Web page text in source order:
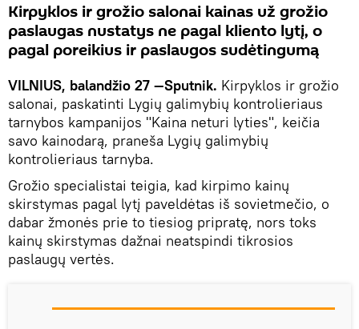
Kirpyklos ir grožio salonai kainas už grožio
paslaugas nustatys ne pagal kliento lytį, o
pagal poreikius ir paslaugos sudėtingumą
VILNIUS, balandžio 27 —Sputnik. Kirpyklos ir grožio
salonai, paskatinti Lygių galimybių kontrolieriaus
tarnybos kampanijos "Kaina neturi lyties", keičia
savo kainodarą, praneša Lygių galimybių
kontrolieriaus tarnyba.
Grožio specialistai teigia, kad kirpimo kainų
skirstymas pagal lytį paveldėtas iš sovietmečio, o
dabar žmonės prie to tiesiog pripratę, nors toks
kainų skirstymas dažnai neatspindi tikrosios
paslaugų vertės.